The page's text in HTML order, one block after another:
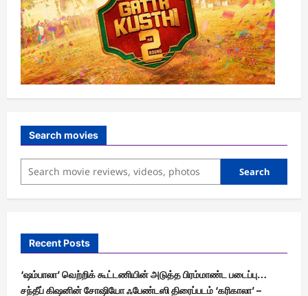
Search movies
Search
Recent Posts
‘ஷம்பாலா’ வெற்றிக் கூட்டணியின் அடுத்த பிரம்மாண்ட படைப்பு…
சந்தீப் கிஷனின் சோஷியோ ஃபேண்டஸி திரைப்படம் ‘கரிகாலா’ –